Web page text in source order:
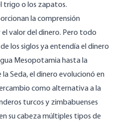
trigo o los zapatos.
la comprensión
valor del dinero. Pero todo
los siglos ya entendía el dinero
Mesopotamia hasta la
Seda, el dinero evolucionó en
como alternativa a la
turcos y zimbabuenses
su cabeza múltiples tipos de